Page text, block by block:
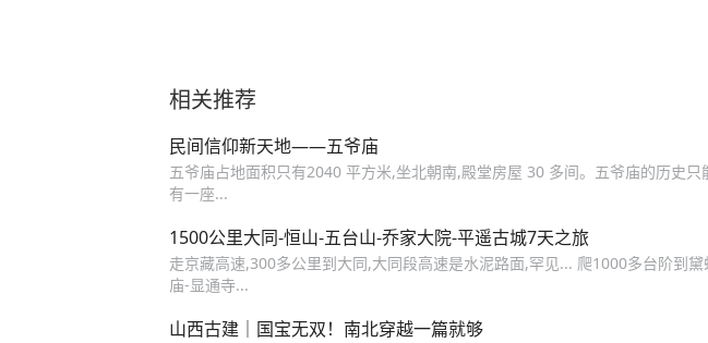
相关推荐
民间信仰新天地——五爷庙
五爷庙占地面积只有2040 平方米,坐北朝南,殿堂房屋 30 多间。五爷庙的历史只
有一座...
1500公里大同-恒山-五台山-乔家大院-平遥古城7天之旅
走京藏高速,300多公里到大同,大同段高速是水泥路面,罕见... 爬1000多台阶到
庙-显通寺...
山西古建｜国宝无双！南北穿越一篇就够